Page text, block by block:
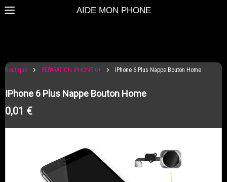
AIDE MON PHONE
Boutique RÉPARATION IPHONE 6+ IPhone 6 Plus Nappe Bouton Home
IPhone 6 Plus Nappe Bouton Home
0,01 €